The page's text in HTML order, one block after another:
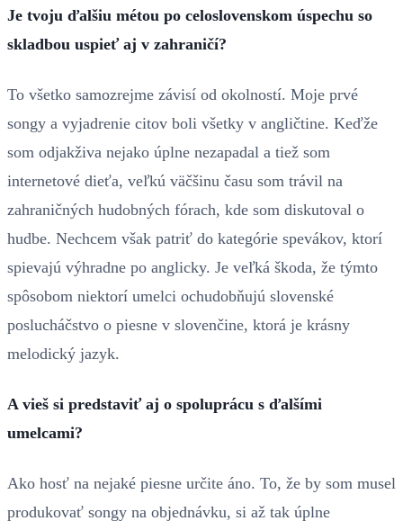
Je tvoju ďalšiu métou po celoslovenskom úspechu so
skladbou uspieť aj v zahraničí?
To všetko samozrejme závisí od okolností. Moje prvé
songy a vyjadrenie citov boli všetky v angličtine. Keďže
som odjakživa nejako úplne nezapadal a tiež som
internetové dieťa, veľkú väčšinu času som trávil na
zahraničných hudobných fórach, kde som diskutoval o
hudbe. Nechcem však patriť do kategórie spevákov, ktorí
spievajú výhradne po anglicky. Je veľká škoda, že týmto
spôsobom niektorí umelci ochudobňujú slovenské
poslucháčstvo o piesne v slovenčine, ktorá je krásny
melodický jazyk.
A vieš si predstaviť aj o spoluprácu s ďalšími
umelcami?
Ako hosť na nejaké piesne určite áno. To, že by som musel
produkovať songy na objednávku, si až tak úplne